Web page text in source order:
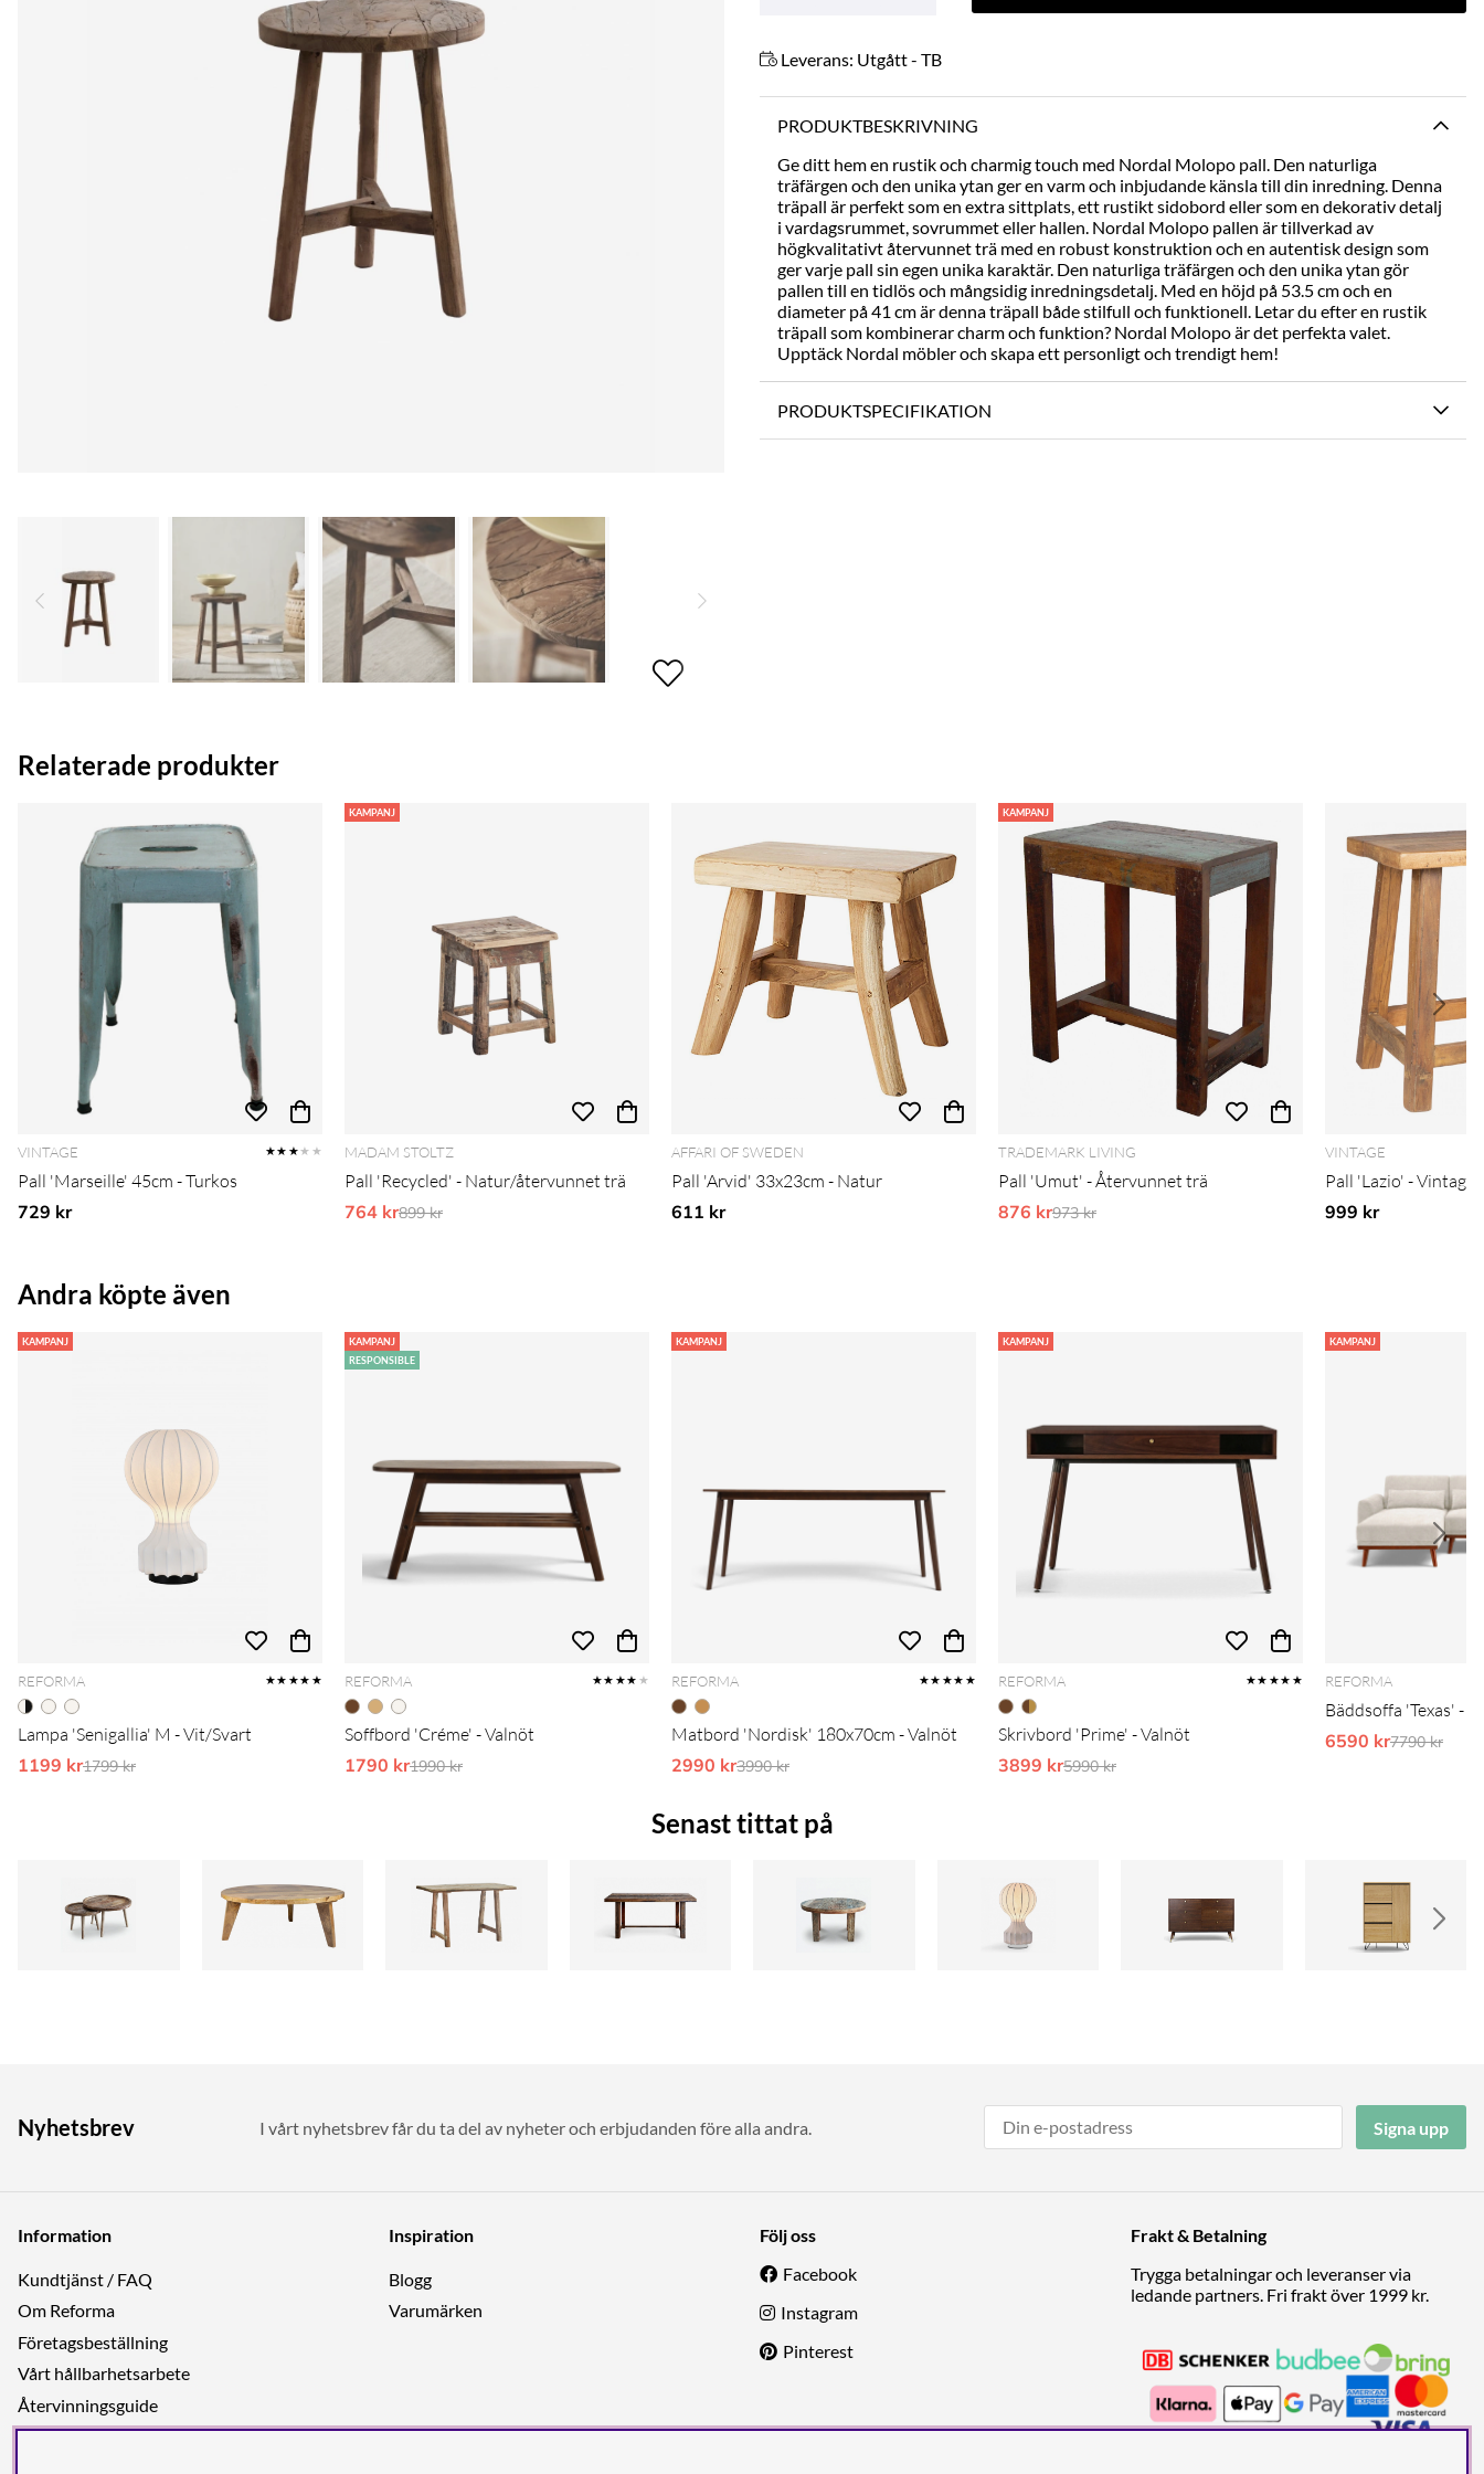
Leverans: Utgått - TB
PRODUKTBESKRIVNING
Ge ditt hem en rustik och charmig touch med Nordal Molopo pall. Den naturliga
träfärgen och den unika ytan ger en varm och inbjudande känsla till din inredning. Denna
träpall är perfekt som en extra sittplats, ett rustikt sidobord eller som en dekorativ detalj
i vardagsrummet, sovrummet eller hallen. Nordal Molopo pallen är tillverkad av
högkvalitativt återvunnet trä med en robust konstruktion och en autentisk design som
ger varje pall sin egen unika karaktär. Den naturliga träfärgen och den unika ytan gör
pallen till en tidlös och mångsidig inredningsdetalj. Med en höjd på 53.5 cm och en
diameter på 41 cm är denna träpall både stilfull och funktionell. Letar du efter en rustik
träpall som kombinerar charm och funktion? Nordal Molopo är det perfekta valet.
Upptäck Nordal möbler och skapa ett personligt och trendigt hem!
PRODUKTSPECIFIKATION
Relaterade produkter
VINTAGE ★★★★★
Pall 'Marseille' 45cm - Turkos
729 kr
KAMPANJ
MADAM STOLTZ
Pall 'Recycled' - Natur/återvunnet trä
764 krOrdinarie pris:
899 kr
AFFARI OF SWEDEN
Pall 'Arvid' 33x23cm - Natur
611 kr
KAMPANJ
TRADEMARK LIVING
Pall 'Umut' - Återvunnet trä
876 krOrdinarie pris:
973 kr
VINTAGE
Pall 'Lazio' - Vintage
999 kr
Andra köpte även
KAMPANJ
REFORMA ★★★★★
Lampa 'Senigallia' M - Vit/Svart
1199 krOrdinarie pris:
1799 kr
KAMPANJ
RESPONSIBLE
REFORMA ★★★★ ★
Soffbord 'Créme' - Valnöt
1790 krOrdinarie pris:
1990 kr
KAMPANJ
REFORMA ★★★★★
Matbord 'Nordisk' 180x70cm - Valnöt
2990 krOrdinarie pris:
3990 kr
KAMPANJ
REFORMA ★★★★★
Skrivbord 'Prime' - Valnöt
3899 krOrdinarie pris:
5990 kr
KAMPANJ
REFORMA
Bäddsoffa 'Texas' -
6590 krOrdinarie
7790 kr
Senast tittat på
Nyhetsbrev I vårt nyhetsbrev får du ta del av nyheter och erbjudanden före alla andra. Signa upp
Information
Kundtjänst / FAQ
Om Reforma
Företagsbeställning
Vårt hållbarhetsarbete
Återvinningsguide
Integritetspolicy
Inspiration
Blogg
Varumärken
Följ oss
Facebook
Instagram
Pinterest
Frakt & Betalning
Trygga betalningar och leveranser via
ledande partners. Fri frakt över 1999 kr.